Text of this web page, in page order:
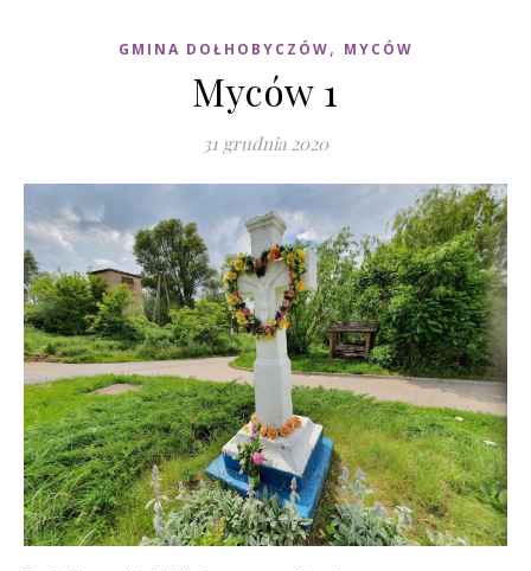
GMINA DOŁHOBYCZÓW, MYCÓW
Myców 1
31 grudnia 2020